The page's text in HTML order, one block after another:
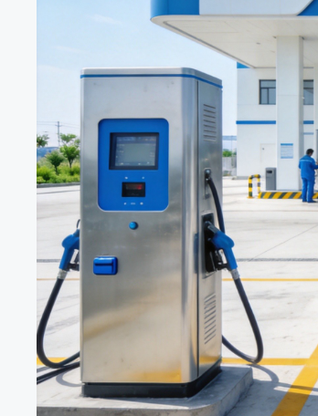
氢气是一种易燃易爆气体，其爆炸极限
这意味着静电放电、金属碰撞产生的微小